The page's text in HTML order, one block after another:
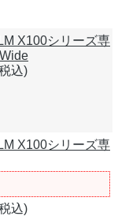
X100シリーズ専
込)
X100シリーズ専
込)